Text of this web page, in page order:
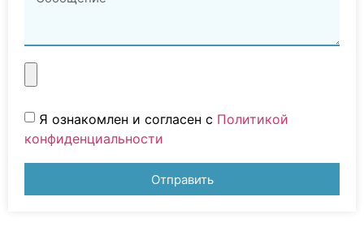
Я ознакомлен и согласен с Политикой
конфиденциальности
Отправить